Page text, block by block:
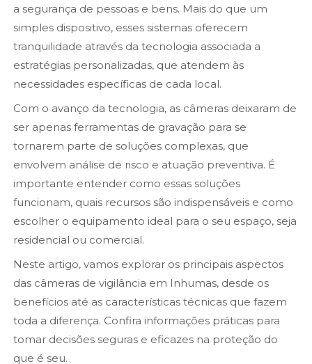
a segurança de pessoas e bens. Mais do que um
simples dispositivo, esses sistemas oferecem
tranquilidade através da tecnologia associada a
estratégias personalizadas, que atendem às
necessidades específicas de cada local.
Com o avanço da tecnologia, as câmeras deixaram de
ser apenas ferramentas de gravação para se
tornarem parte de soluções complexas, que
envolvem análise de risco e atuação preventiva. É
importante entender como essas soluções
funcionam, quais recursos são indispensáveis e como
escolher o equipamento ideal para o seu espaço, seja
residencial ou comercial.
Neste artigo, vamos explorar os principais aspectos
das câmeras de vigilância em Inhumas, desde os
benefícios até as características técnicas que fazem
toda a diferença. Confira informações práticas para
tomar decisões seguras e eficazes na proteção do
que é seu.